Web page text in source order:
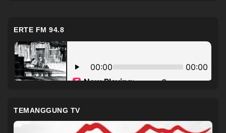
ERTE FM 94.8
TEMANGGUNG TV